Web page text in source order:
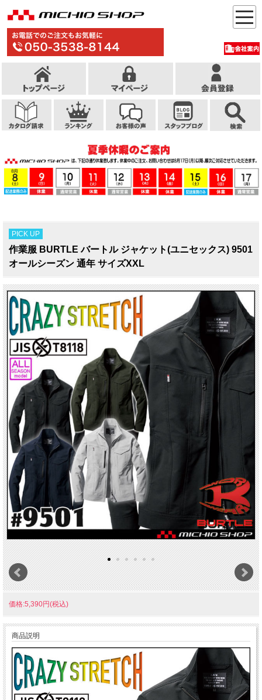
PICK UP
作業服 BURTLE バートル ジャケット(ユニセックス) 9501
オールシーズン 通年 サイズXXL
価格:5,390円(税込)
商品説明